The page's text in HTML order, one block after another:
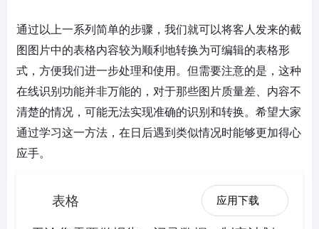
通过以上一系列简单的步骤，我们就可以将客人发来的截
图图片中的表格内容较为顺利地转换为可编辑的表格形
式，方便我们进一步处理和使用。但需要注意的是，这种
在线识别功能并非万能的，对于那些图片质量差、内容不
清楚的情况，可能无法实现准确的识别和转换。希望大家
通过学习这一方法，在日后遇到类似情况时能够更加得心
应手。
表格 应用下载